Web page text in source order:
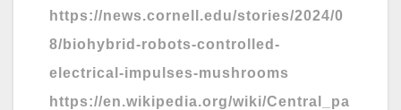
https://news.cornell.edu/stories/2024/0
8/biohybrid-robots-controlled-
electrical-impulses-mushrooms
https://en.wikipedia.org/wiki/Central_pa